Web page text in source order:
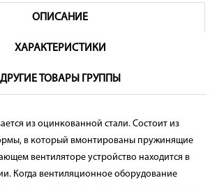
ОПИСАНИЕ
ХАРАКТЕРИСТИКИ
ДРУГИЕ ТОВАРЫ ГРУППЫ
из оцинкованной стали. Состоит из
в который вмонтированы пружинящие
вентиляторе устройство находится в
Когда вентиляционное оборудование